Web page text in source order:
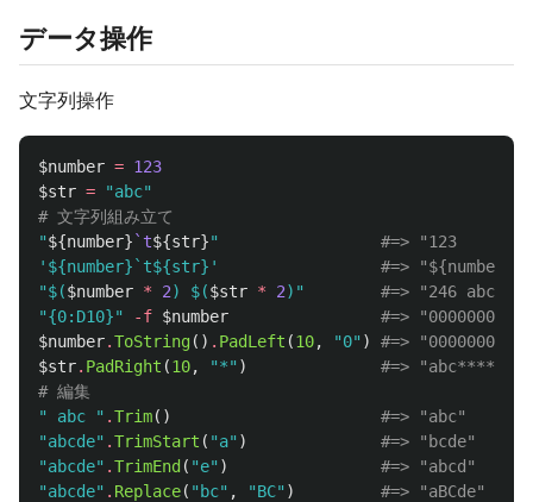
データ操作
文字列操作
$number = 123
$str =
"abc"
# 文字列組み立て
"${number} `t${str}"
#=> "123
'${number}`t${str}'
#=>
"$($number * 2) $($str * 2) "
#=> "246 abcabc"
"{0:D10}"
-f $number
#=> "0000000123"
$number.ToString() . PadLeft (10, "0" )
#=> "0000000123"
$str. PadRight (10, "*" )
#=> "abc*******"
# 編集
" abc " .Trim()
#=> "abc"
"abcde" .TrimStart ( "a" )
#=> "bcde"
"abcde" .TrimEnd ( "e" )
#=> "abcd"
"abcde" . Replace( "bc" , "BC" )
#=> "aBCde"